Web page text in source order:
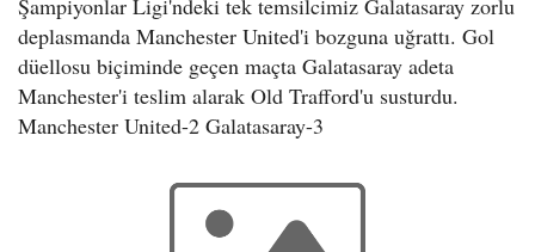
o
n
Şampiyonlar Ligi'ndeki tek temsilcimiz Galatasaray zorlu
deplasmanda Manchester United'i bozguna uğrattı. Gol
düellosu biçiminde geçen maçta Galatasaray adeta
Manchester'i teslim alarak Old Trafford'u susturdu.
Manchester United-2 Galatasaray-3